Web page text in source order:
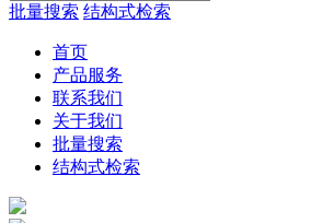
批量搜索 结构式检索
首页
产品服务
联系我们
关于我们
批量搜索
结构式检索